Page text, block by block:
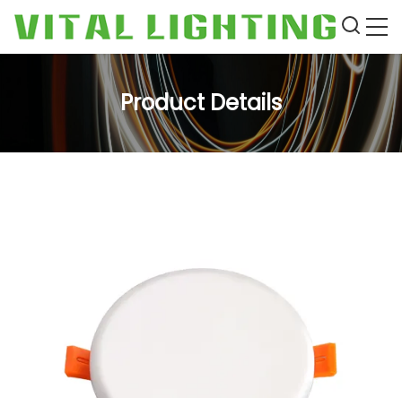
Product Details